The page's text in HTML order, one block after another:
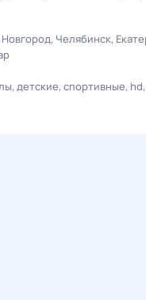
Челябинск
детские спортивные hd